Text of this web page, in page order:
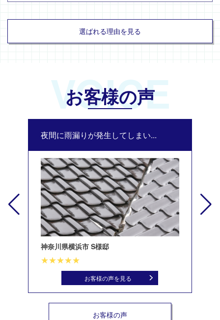
選ばれる理由を見る
VOICE
お客様の声
夜間に雨漏りが発生してしまい...
神奈川県横浜市 S様邸
お客様の声を見る
お客様の声